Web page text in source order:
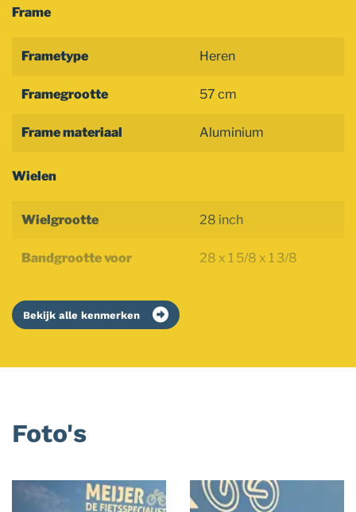
Frame
Frametype Heren
Framegrootte 57 cm
Frame materiaal Aluminium
Wielen
Wielgrootte 28 inch
Bandgrootte voor 28 x 1 5/8 x 1 3/8
Bekijk alle kenmerken
Foto's
overslaan